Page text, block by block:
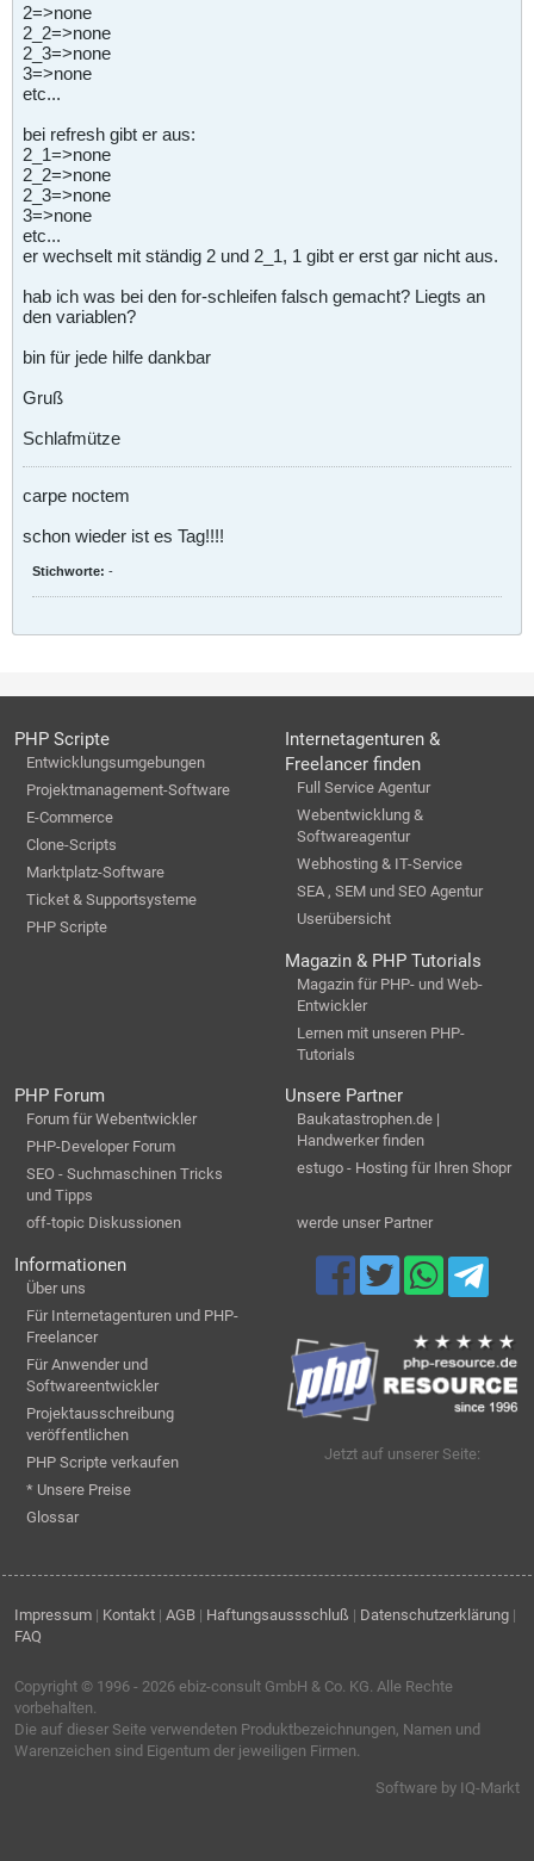
2=>none
2_2=>none
2_3=>none
3=>none
etc...
bei refresh gibt er aus:
2_1=>none
2_2=>none
2_3=>none
3=>none
etc...
er wechselt mit ständig 2 und 2_1, 1 gibt er erst gar nicht aus.
hab ich was bei den for-schleifen falsch gemacht? Liegts an
den variablen?
bin für jede hilfe dankbar
Gruß
Schlafmütze
carpe noctem
schon wieder ist es Tag!!!!
Stichworte: -
PHP Scripte
Entwicklungsumgebungen
Projektmanagement-Software
E-Commerce
Clone-Scripts
Marktplatz-Software
Ticket & Supportsysteme
PHP Scripte
Internetagenturen &
Freelancer finden
Full Service Agentur
Webentwicklung &
Softwareagentur
Webhosting & IT-Service
SEA , SEM und SEO Agentur
Userübersicht
Magazin & PHP Tutorials
Magazin für PHP- und Web-
Entwickler
Lernen mit unseren PHP-
Tutorials
PHP Forum
Forum für Webentwickler
PHP-Developer Forum
SEO - Suchmaschinen Tricks
und Tipps
off-topic Diskussionen
Unsere Partner
Baukatastrophen.de |
Handwerker finden
estugo - Hosting für Ihren Shopr
werde unser Partner
Informationen
Über uns
Für Internetagenturen und PHP-
Freelancer
Für Anwender und
Softwareentwickler
Projektausschreibung
veröffentlichen
PHP Scripte verkaufen
* Unsere Preise
Glossar
Jetzt auf unserer Seite:
Impressum | Kontakt | AGB | Haftungsaussschluß | Datenschutzerklärung |
FAQ
Copyright © 1996 - 2026 ebiz-consult GmbH & Co. KG. Alle Rechte
vorbehalten.
Die auf dieser Seite verwendeten Produktbezeichnungen, Namen und
Warenzeichen sind Eigentum der jeweiligen Firmen.
Software by IQ-Markt